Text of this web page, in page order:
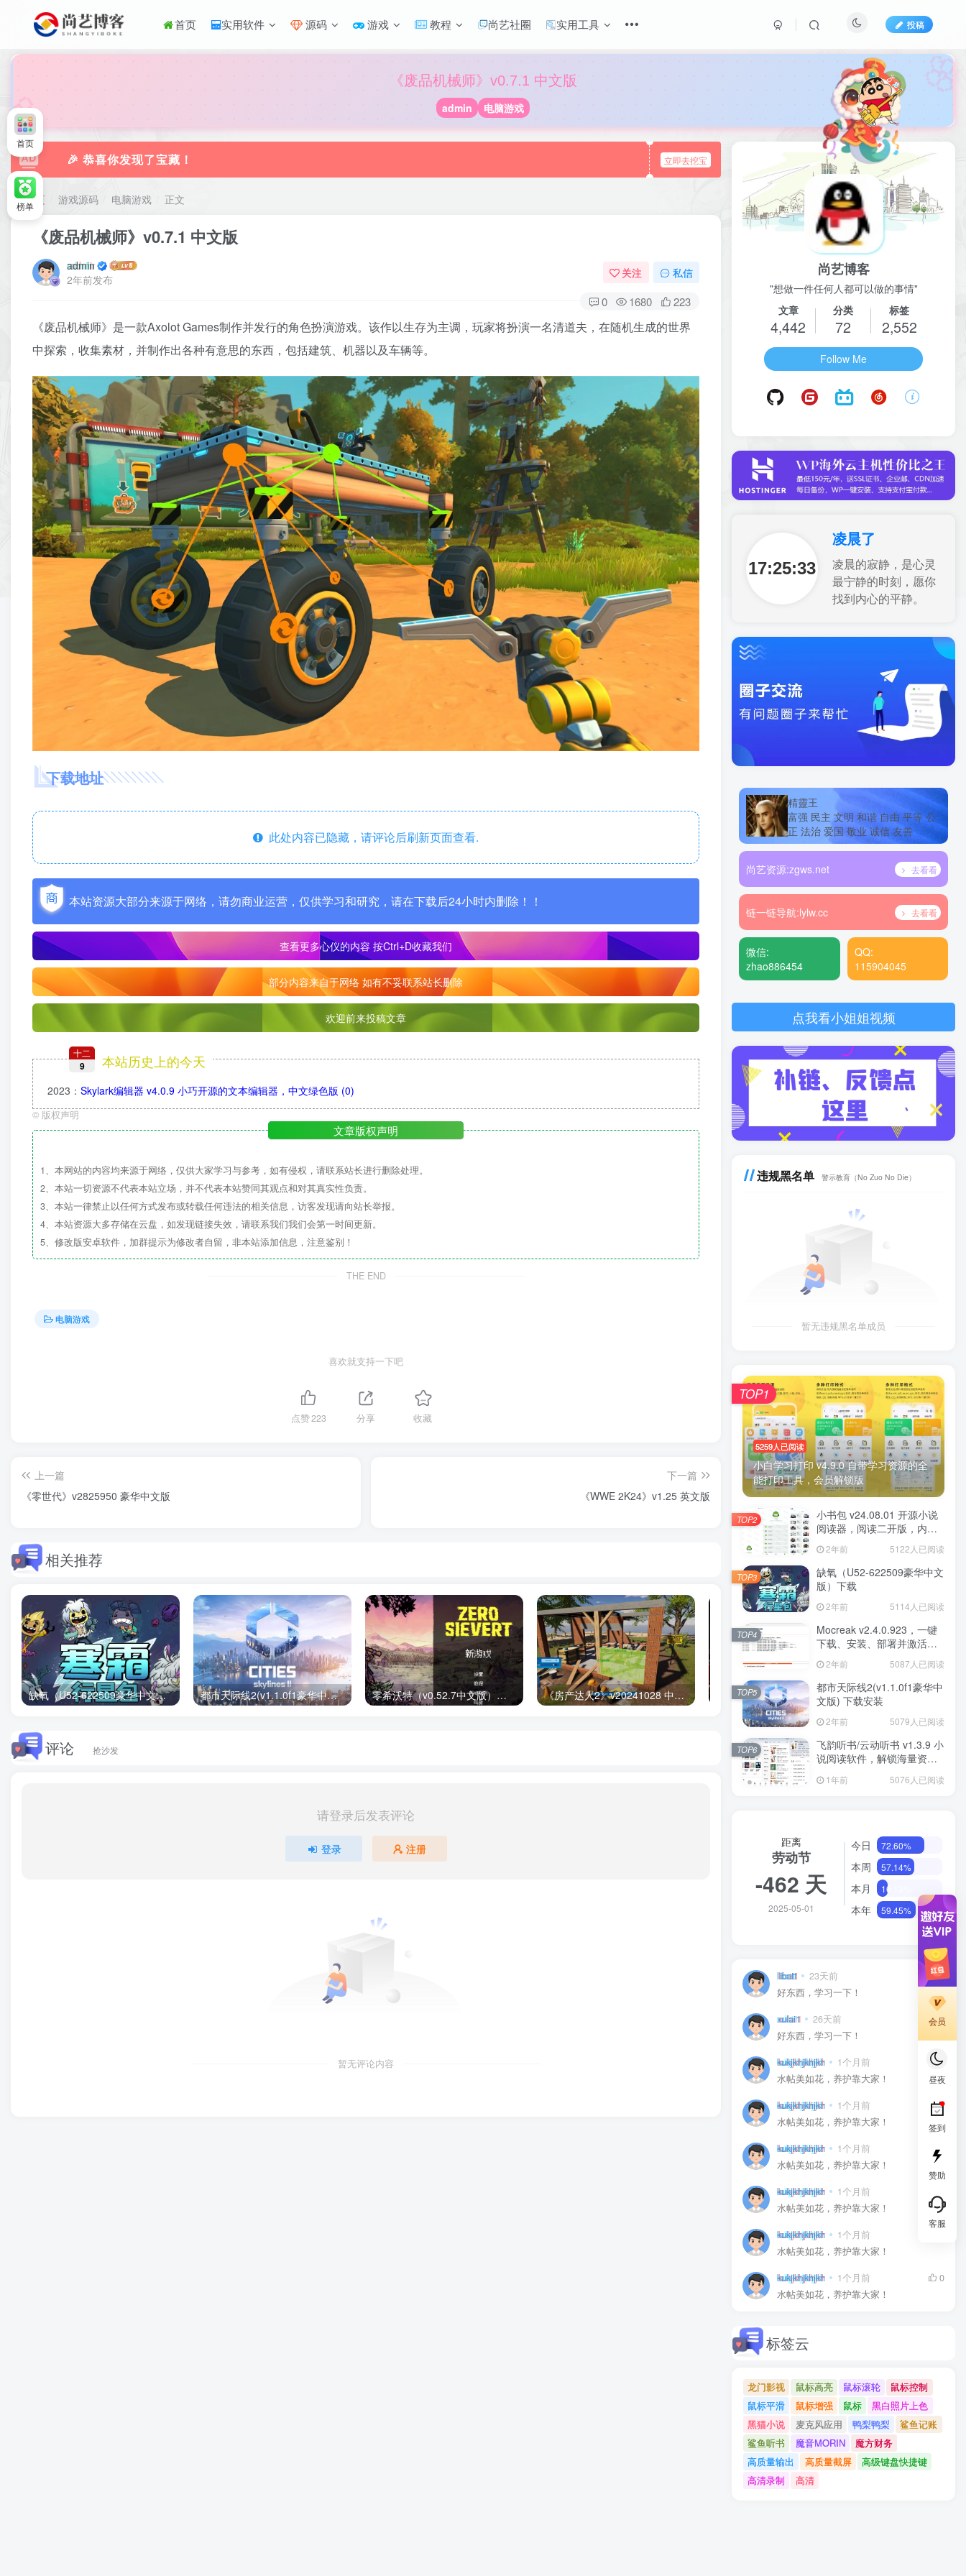
首页 实用软件 源码 游戏 教程 尚艺社圈 实用工具 投稿
《废品机械师》v0.7.1 中文版
admin 电脑游戏
🎉 恭喜你发现了宝藏！ 立即去挖宝
首页 游戏源码 电脑游戏 正文
《废品机械师》v0.7.1 中文版
admin
2年前发布
关注 私信
0 1680 223
《废品机械师》是一款Axolot Games制作并发行的角色扮演游戏。该作以生存为主调，玩家将扮演一名清道夫，在随机生成的世界
中探索，收集素材，并制作出各种有意思的东西，包括建筑、机器以及车辆等。
下载地址
此处内容已隐藏，请评论后刷新页面查看.
本站资源大部分来源于网络，请勿商业运营，仅供学习和研究，请在下载后24小时内删除！！
查看更多心仪的内容 按Ctrl+D收藏我们
部分内容来自于网络 如有不妥联系站长删除
欢迎前来投稿文章
十二
9 本站历史上的今天
2023 ： Skylark编辑器 v4.0.9 小巧开源的文本编辑器，中文绿色版 (0)
© 版权声明
文章版权声明
1、本网站的内容均来源于网络，仅供大家学习与参考，如有侵权，请联系站长进行删除处理。
2、本站一切资源不代表本站立场，并不代表本站赞同其观点和对其真实性负责。
3、本站一律禁止以任何方式发布或转载任何违法的相关信息，访客发现请向站长举报。
4、本站资源大多存储在云盘，如发现链接失效，请联系我们我们会第一时间更新。
5、修改版安卓软件，加群提示为修改者自留，非本站添加信息，注意鉴别！
THE END
电脑游戏
喜欢就支持一下吧
点赞223 分享 收藏
上一篇
《零世代》v2825950 豪华中文版
下一篇
《WWE 2K24》v1.25 英文版
相关推荐
缺氧（U52-622509豪华中文版）下载 都市天际线2(v1.1.0f1豪华中文版) 下载安装 零希沃特（v0.52.7中文版）免费下载 《房产达人2》v20241028 中文版 《朋友：烤肉串模拟器》Build.16939634 中文版
评论 抢沙发
请登录后发表评论
登录 注册
暂无评论内容
尚艺博客
"想做一件任何人都可以做的事情"
文章
4,442
分类
72
标签
2,552
Follow Me
17:25:34
凌晨了
凌晨的寂静，是心灵
最宁静的时刻，愿你
找到内心的平静。
精靈王
富强 民主 文明 和谐 自由 平等 公
正 法治 爱国 敬业 诚信 友善
尚艺资源:zgws.net 去看看
链一链导航:lylw.cc 去看看
微信:
zhao886454
QQ:
115904045
点我看小姐姐视频
违规黑名单 警示教育（No Zuo No Die）
暂无违规黑名单成员
5259人已阅读
小白学习打印 v4.9.0 自带学习资源的全
能打印工具，会员解锁版
TOP1
小书包 v24.08.01 开源小说
阅读器，阅读二开版，内置
源小说
2年前 5122人已阅读
TOP2
缺氧（U52-622509豪华中文
版）下载
2年前 5114人已阅读
TOP3
Mocreak v2.4.0.923，一键
下载、安装、部署并激活
Office
2年前 5087人已阅读
TOP4
都市天际线2(v1.1.0f1豪华中
文版) 下载安装
2年前 5079人已阅读
TOP5
飞韵听书/云动听书 v1.3.9 小
说阅读软件，解锁海量资源
1年前 5076人已阅读
TOP6
距离
劳动节
-462 天
2025-05-01
今日 72.60%
本周 57.14%
本月 16.13%
本年 59.45%
libatt 23天前
0
好东西，学习一下！
xulai1 26天前
0
好东西，学习一下！
kukjkhjkhjkh 1个月前
0
水帖美如花，养护靠大家！
kukjkhjkhjkh 1个月前
0
水帖美如花，养护靠大家！
kukjkhjkhjkh 1个月前
0
水帖美如花，养护靠大家！
kukjkhjkhjkh 1个月前
水帖美如花，养护靠大家！
kukjkhjkhjkh 1个月前
水帖美如花，养护靠大家！
kukjkhjkhjkh 1个月前
0
水帖美如花，养护靠大家！
标签云
龙门影视 鼠标高亮 鼠标滚轮
鼠标控制
鼠标平滑
鼠标增强 鼠标
黑白照片上色
黑猫小说
麦克风应用 鸭梨鸭梨
鲨鱼记账
鲨鱼听书
魔音MORIN
魔方财务
高质量输出
高质量截屏
高级键盘快捷键
高清录制
高清
会员
昼夜
签到
赞助
客服
首页
榜单